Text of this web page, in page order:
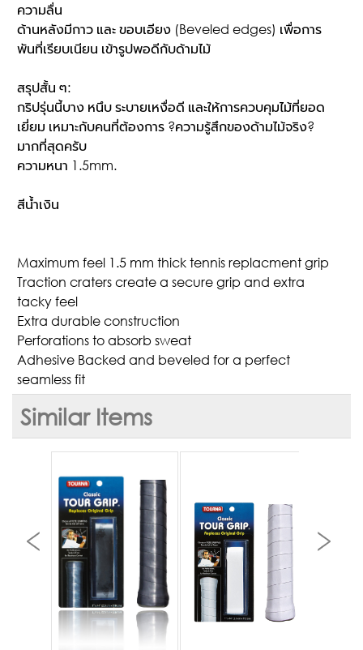
ความลื่น
ด้านหลังมีกาว และ ขอบเอียง (Beveled edges) เพื่อการ
พันที่เรียบเนียน เข้ารูปพอดีกับด้ามไม้
สรุปสั้น ๆ:
กริปรุ่นนี้บาง หนึบ ระบายเหงื่อดี และให้การควบคุมไม้ที่ยอด
เยี่ยม เหมาะกับคนที่ต้องการ ?ความรู้สึกของด้ามไม้จริง?
มากที่สุดครับ
ความหนา 1.5mm.
สีน้ำเงิน
Maximum feel 1.5 mm thick tennis replacment grip
Traction craters create a secure grip and extra
tacky feel
Extra durable construction
Perforations to absorb sweat
Adhesive Backed and beveled for a perfect
seamless fit
Similar Items